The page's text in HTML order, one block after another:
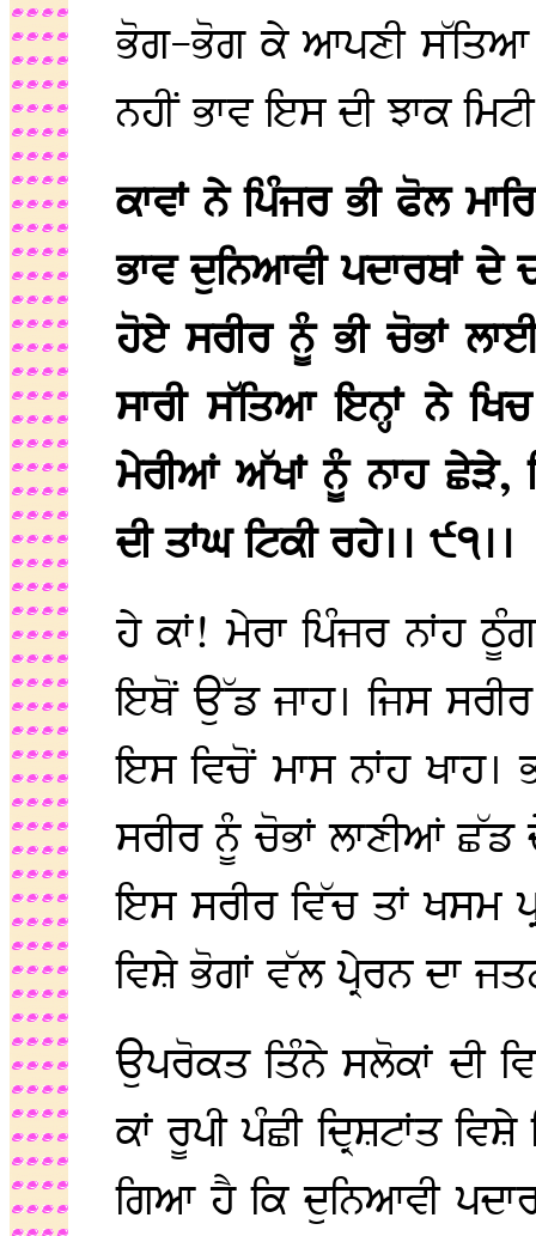
ਭੋਗ-ਭੋਗ ਕੇ ਆਪਣੀ ਸੱਤਿਆ
ਨਹੀਂ ਭਾਵ ਇਸ ਦੀ ਝਾਕ
ਕਾਵਾਂ ਨੇ ਪਿੰਜਰ ਭੀ ਫੋਲ
ਭਾਵ ਦੁਨਿਆਵੀ ਪਦਾਰਥਾਂ
ਹੋਏ ਸਰੀਰ ਨੂੰ ਭੀ ਚੋਭਾਂ
ਸਾਰੀ ਸੱਤਿਆ ਇਨ੍ਹਾਂ ਨੇ
ਮੇਰੀਆਂ ਅੱਖਾਂ ਨੂੰ ਨਾਹ ਛੇੜੇ,
ਦੀ ਤਾਂਘ ਟਿਕੀ ਰਹੇ।। ੯੧।।
ਹੇ ਕਾਂ! ਮੇਰਾ ਪਿੰਜਰ ਨਾਂਹ
ਇਥੋਂ ਉੱਡ ਜਾਹ। ਜਿਸ
ਇਸ ਵਿਚੋਂ ਮਾਸ ਨਾਂਹ
ਸਰੀਰ ਨੂੰ ਚੋਭਾਂ ਲਾਣੀਆਂ
ਇਸ ਸਰੀਰ ਵਿੱਚ ਤਾਂ ਖਸਮ
ਵਿਸ਼ੇ ਭੋਗਾਂ ਵੱਲ ਪ੍ਰੇਰਨ ਦਾ
ਉਪਰੋਕਤ ਤਿੰਨੇ ਸਲੋਕਾਂ ਦੀ
ਕਾਂ ਰੂਪੀ ਪੰਛੀ ਦ੍ਰਿਸ਼ਟਾਂਤ
ਗਿਆ ਹੈ ਕਿ ਦੁਨਿਆਵੀ